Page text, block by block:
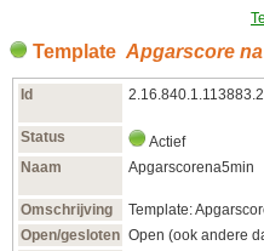
Template Apgarscore na
Id
Status
Actief
Naam
Apgarscorena5min
Omschrijving
Template:
Open/gesloten Open (ook andere